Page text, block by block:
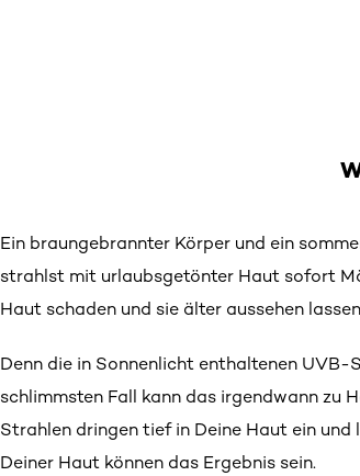
Ein braungebrannter Körper und ein
strahlst mit urlaubsgetönter Haut sofort
Haut schaden und sie älter aussehen
Denn die in Sonnenlicht enthaltenen
schlimmsten Fall kann das irgendwann zu
Strahlen dringen tief in Deine Haut ein
Deiner Haut können das Ergebnis sein.